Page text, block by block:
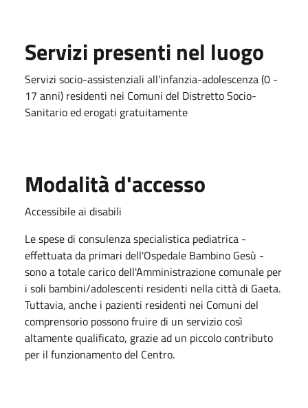
Servizi presenti nel luogo
Servizi socio-assistenziali all’infanzia-adolescenza (0 -
17 anni) residenti nei Comuni del Distretto Socio-
Sanitario ed erogati gratuitamente
Modalità d'accesso
Accessibile ai disabili
Le spese di consulenza specialistica pediatrica -
effettuata da primari dell'Ospedale Bambino Gesù -
sono a totale carico dell'Amministrazione comunale per
i soli bambini/adolescenti residenti nella città di Gaeta.
Tuttavia, anche i pazienti residenti nei Comuni del
comprensorio possono fruire di un servizio così
altamente qualificato, grazie ad un piccolo contributo
per il funzionamento del Centro.